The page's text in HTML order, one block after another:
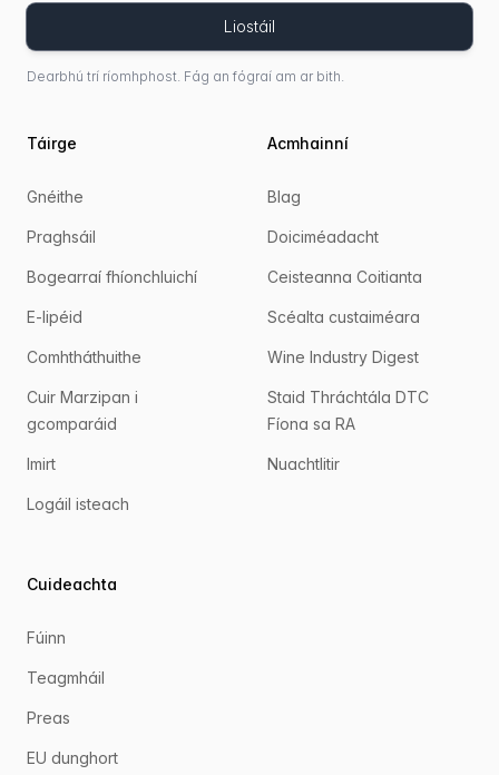
Liostáil
Dearbhú trí ríomhphost. Fág an fógraí am ar bith.
Táirge
Gnéithe
Praghsáil
Bogearraí fhíonchluichí
E-lipéid
Comhtháthuithe
Cuir Marzipan i
gcomparáid
Imirt
Logáil isteach
Acmhainní
Blag
Doiciméadacht
Ceisteanna Coitianta
Scéalta custaiméara
Wine Industry Digest
Staid Thráchtála DTC
Fíona sa RA
Nuachtlitir
Cuideachta
Fúinn
Teagmháil
Preas
EU dunghort